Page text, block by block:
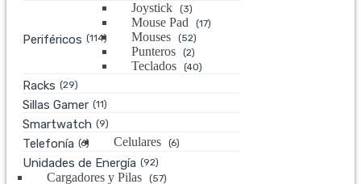
Periféricos (114)
Joystick (3)
Mouse Pad (17)
Mouses (52)
Punteros (2)
Teclados (40)
Racks (29)
Sillas Gamer (11)
Smartwatch (9)
Telefonía (6) Celulares (6)
Unidades de Energía (92)
Cargadores y Pilas (57)